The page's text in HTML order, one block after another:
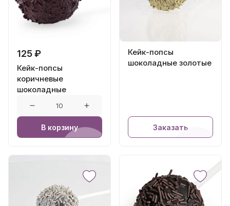
125 ₽
Кейк-попсы
коричневые
шоколадные
В корзину
Кейк-попсы
шоколадные золотые
Заказать